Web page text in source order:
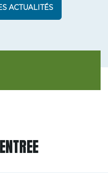
ACTUALITÉS